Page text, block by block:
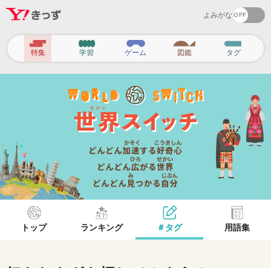
よみがな
ヘ
ッ
ビ
ゲ
ー
シ
特集 学習 ゲーム 図鑑 タグ
トップ ランキング ＃タグ 用語集